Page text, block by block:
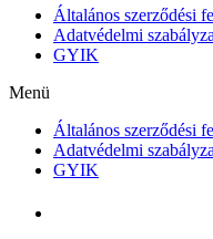
Általános szerződési
Adatvédelmi
GYIK
Menü
Általános szerződési
Adatvédelmi
GYIK